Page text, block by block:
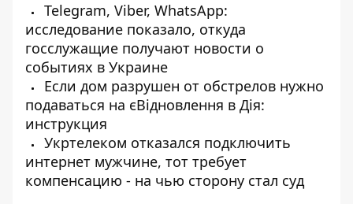
Telegram, Viber, WhatsApp:
исследование показало, откуда
госслужащие получают новости о
событиях в Украине
Если дом разрушен от обстрелов нужно
подаваться на єВідновлення в Дія:
инструкция
Укртелеком отказался подключить
интернет мужчине, тот требует
компенсацию - на чью сторону стал суд